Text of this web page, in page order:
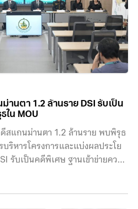
านตา 1.2 ล้านราย DSI รับเป็น
น MOU
สแกนม่านตา 1.2 ล้านราย พบพิรุธ
บริหารโครงการและแบ่งผลประโย
รับเป็นคดีพิเศษ ฐานเข้าข่ายความ